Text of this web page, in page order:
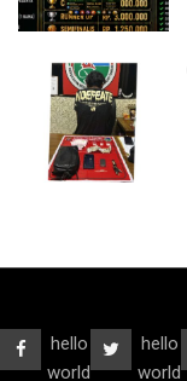
hello
world
hello
world